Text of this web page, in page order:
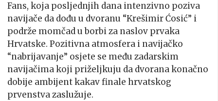
Fans, koja posljednjih dana intenzivno poziva
navijače da dođu u dvoranu “Krešimir Ćosić” i
podrže momčad u borbi za naslov prvaka
Hrvatske. Pozitivna atmosfera i navijačko
“nabrijavanje” osjete se među zadarskim
navijačima koji priželjkuju da dvorana konačno
dobije ambijent kakav finale hrvatskog
prvenstva zaslužuje.